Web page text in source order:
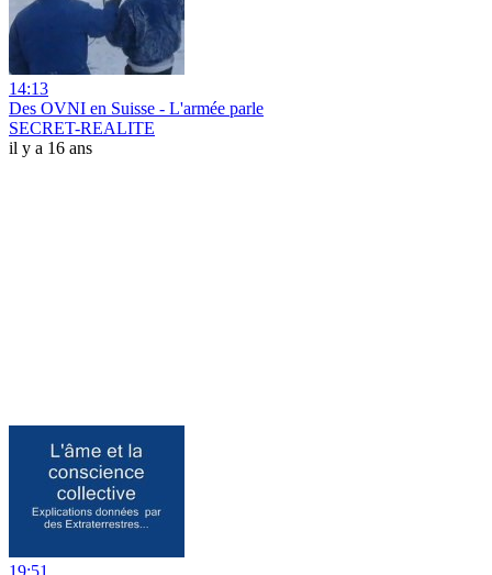
14:13
Des OVNI en Suisse - L'armée parle
SECRET-REALITE
il y a 16 ans